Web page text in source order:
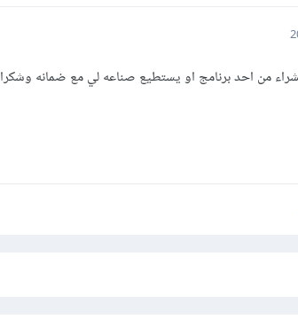
من احد برنامج او يستطيع صناعه لي مع ضمانه وشكرا